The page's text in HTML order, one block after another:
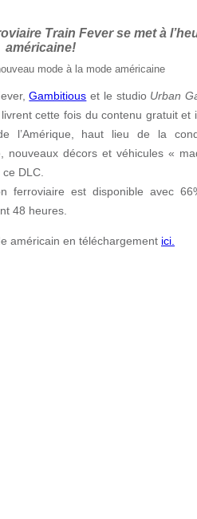
Train Fever se met à
américaine!
mode à la mode américaine
Gambitious et le studio Urban
cette fois du contenu gratuit et
l’Amérique, haut lieu de la
nouveaux décors et véhicules «
DLC.
ferroviaire est disponible avec
48 heures.
américain en téléchargement ici.